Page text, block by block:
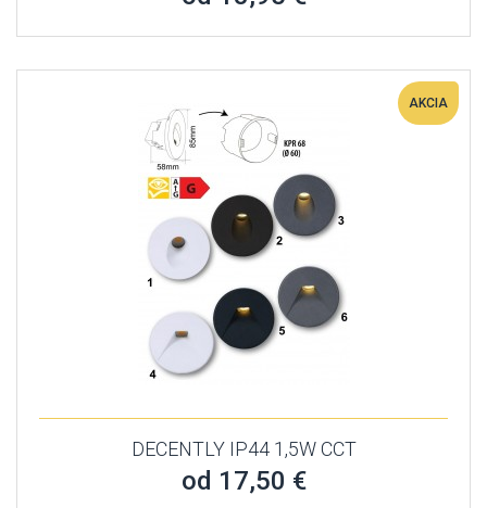
AKCIA
DECENTLY IP44 1,5W CCT
od 17,50 €